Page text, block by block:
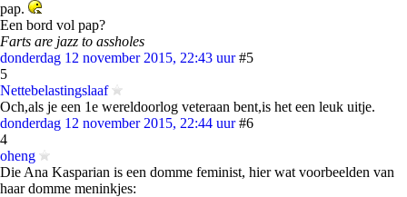
pap.
Een bord vol pap?
Farts are jazz to assholes
donderdag 12 november 2015, 22:43 uur #5
5
Nettebelastingslaaf
Och,als je een 1e wereldoorlog veteraan bent,is het een leuk uitje.
donderdag 12 november 2015, 22:44 uur #6
4
oheng
Die Ana Kasparian is een domme feminist, hier wat voorbeelden van
haar domme meninkjes: